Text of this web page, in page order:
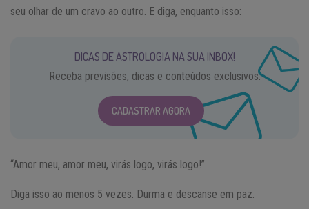
seu olhar de um cravo ao outro. E diga, enquanto isso:
DICAS DE ASTROLOGIA NA SUA INBOX!
Receba previsões, dicas e conteúdos exclusivos.
CADASTRAR AGORA
“Amor meu, amor meu, virás logo, virás logo!”
Diga isso ao menos 5 vezes. Durma e descanse em paz.